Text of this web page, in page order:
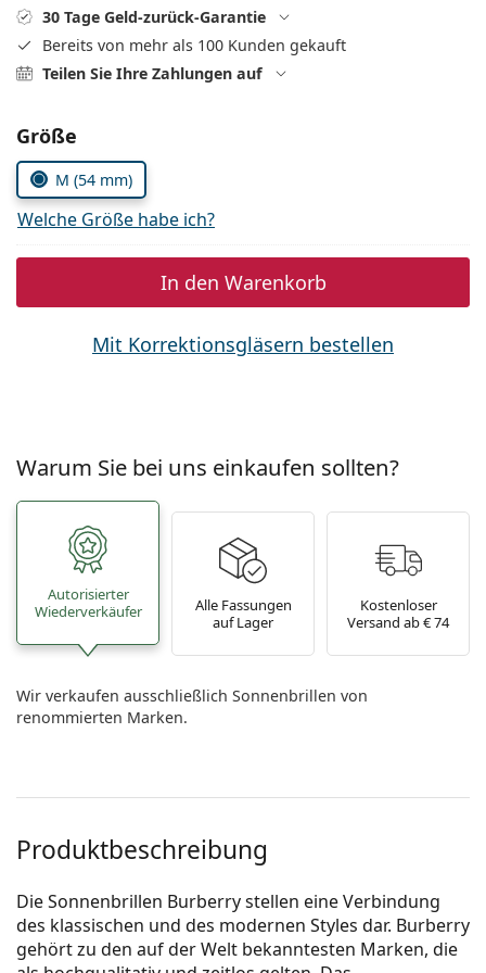
Persol
Prada
30 Tage Geld-zurück-Garantie
Bereits von mehr als 100 Kunden gekauft
Teilen Sie Ihre Zahlungen auf
Parameter wählen
Größe
M (54 mm)
Welche Größe habe ich?
In den Warenkorb
Mit Korrektionsgläsern bestellen
Warum Sie bei uns einkaufen sollten?
Autorisierter
Wiederverkäufer
Alle Fassungen
auf Lager
Kostenloser
Versand ab € 74
Wir verkaufen ausschließlich Sonnenbrillen von
renommierten Marken.
Produktbeschreibung
Die Sonnenbrillen Burberry stellen eine Verbindung
des klassischen und des modernen Styles dar. Burberry
gehört zu den auf der Welt bekanntesten Marken, die